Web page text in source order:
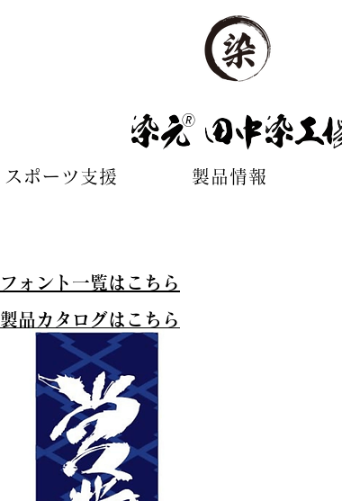
🄬
スポーツ支援 製品情報
フォント一覧はこちら
製品カタログはこちら